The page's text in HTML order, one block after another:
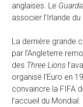
anglaises. Le
associer l’Irlande
La dernière grande
par l’Angleterre
des Three Lions
organisé l’Euro en
convaincre la FIFA
l’accueil du